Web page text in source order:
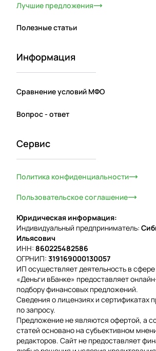
Лучшие предложения
Полезные статьи
Информация
Сравнение условий МФО
Вопрос - ответ
Сервис
Политика конфиденциальности
Пользовательское соглашение
Юридическая информация:
Индивидуальный предприниматель:
Ильясович
ИНН: 860225482586
ОГРНИП: 319169000130057
ИП осуществляет деятельность в
«Деньги вБанке» предоставляет
подбору финансовых предложений.
Сведения о лицензиях и сертификатах
по запросу.
Предложение не являются офертой, а
статей основано на субъективном
редакторов. Сайт не предоставляет